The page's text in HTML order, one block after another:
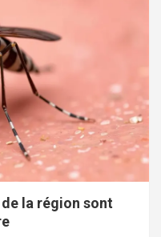
la région sont